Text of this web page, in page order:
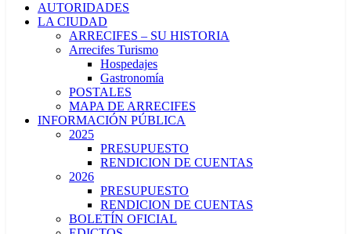
AUTORIDADES
LA CIUDAD
ARRECIFES – SU HISTORIA
Arrecifes Turismo
Hospedajes
Gastronomía
POSTALES
MAPA DE ARRECIFES
INFORMACIÓN PÚBLICA
2025
PRESUPUESTO
RENDICION DE CUENTAS
2026
PRESUPUESTO
RENDICION DE CUENTAS
BOLETÍN OFICIAL